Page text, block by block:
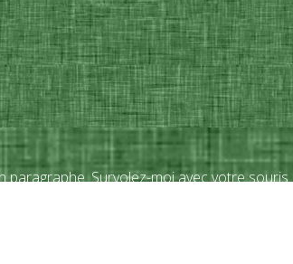
paragraphe. Survolez-moi avec votre souris.